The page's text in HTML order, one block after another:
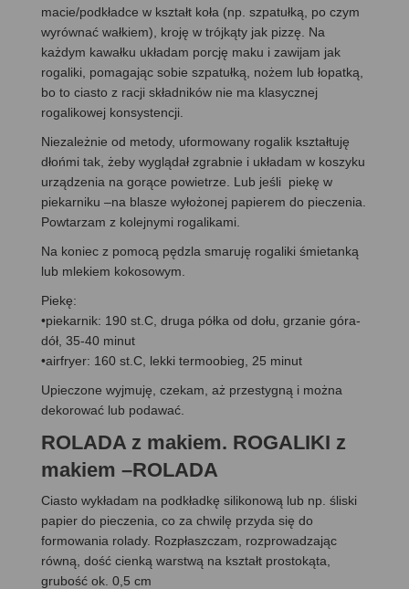
macie/podkładce w kształt koła (np. szpatułką, po czym
wyrównać wałkiem), kroję w trójkąty jak pizzę. Na
każdym kawałku układam porcję maku i zawijam jak
rogaliki, pomagając sobie szpatułką, nożem lub łopatką,
bo to ciasto z racji składników nie ma klasycznej
rogalikowej konsystencji.
Niezależnie od metody, uformowany rogalik kształtuję
dłońmi tak, żeby wyglądał zgrabnie i układam w koszyku
urządzenia na gorące powietrze. Lub jeśli piekę w
piekarniku –na blasze wyłożonej papierem do pieczenia.
Powtarzam z kolejnymi rogalikami.
Na koniec z pomocą pędzla smaruję rogaliki śmietanką
lub mlekiem kokosowym.
Piekę:
•piekarnik: 190 st.C, druga półka od dołu, grzanie góra-
dół, 35-40 minut
•airfryer: 160 st.C, lekki termoobieg, 25 minut
Upieczone wyjmuję, czekam, aż przestygną i można
dekorować lub podawać.
ROLADA z makiem. ROGALIKI z
makiem –ROLADA
Ciasto wykładam na podkładkę silikonową lub np. śliski
papier do pieczenia, co za chwilę przyda się do
formowania rolady. Rozpłaszczam, rozprowadzając
równą, dość cienką warstwą na kształt prostokąta,
grubość ok. 0,5 cm